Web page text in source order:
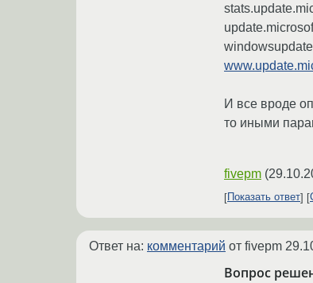
И все вроде
то иными
fivepm (
Показать ответ
Ответ на: комментарий от fivepm
Вопрос